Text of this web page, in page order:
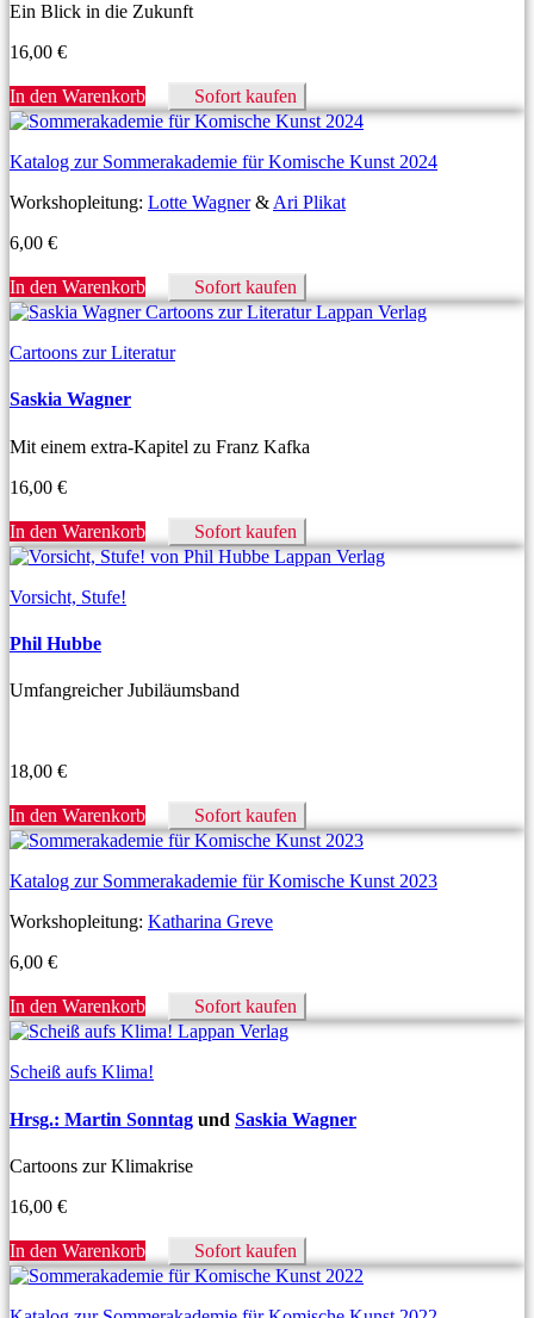
Ein Blick in die Zukunft
16,00 €
In den Warenkorb Sofort kaufen
Katalog zur Sommerakademie für Komische Kunst 2024
Workshopleitung: Lotte Wagner& Ari Plikat
6,00 €
In den Warenkorb Sofort kaufen
Cartoons zur Literatur
Saskia Wagner
Mit einem extra-Kapitel zu Franz Kafka
16,00 €
In den Warenkorb Sofort kaufen
Vorsicht, Stufe!
Phil Hubbe
Umfangreicher Jubiläumsband
18,00 €
In den Warenkorb Sofort kaufen
Katalog zur Sommerakademie für Komische Kunst 2023
Workshopleitung: Katharina Greve
6,00 €
In den Warenkorb Sofort kaufen
Scheiß aufs Klima!
Hrsg.: Martin Sonntag und Saskia Wagner
Cartoons zur Klimakrise
16,00 €
In den Warenkorb Sofort kaufen